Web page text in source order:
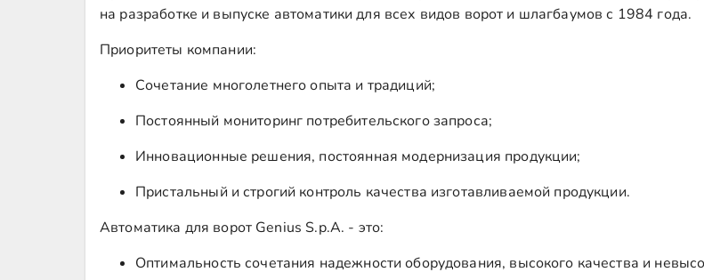
на разработке и выпуске автоматики для всех видов ворот и шлагбаумов с 1984 года.
Приоритеты компании:
Сочетание многолетнего опыта и традиций;
Постоянный мониторинг потребительского запроса;
Инновационные решения, постоянная модернизация продукции;
Пристальный и строгий контроль качества изготавливаемой продукции.
Автоматика для ворот Genius S.p.A. - это:
Оптимальность сочетания надежности оборудования, высокого качества и